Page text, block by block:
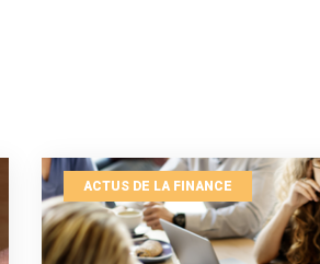
ACTUS DE LA FINANCE